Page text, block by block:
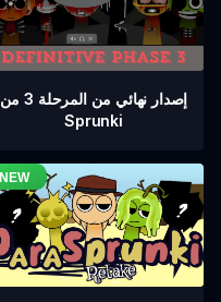
إصدار نهائي من المرحلة 3 من
Sprunki